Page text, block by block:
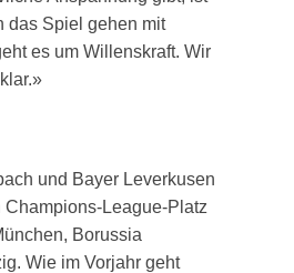
das Spiel gehen mit
es um Willenskraft. Wir
und Bayer Leverkusen
Champions-League-Platz
Borussia
Wie im Vorjahr geht